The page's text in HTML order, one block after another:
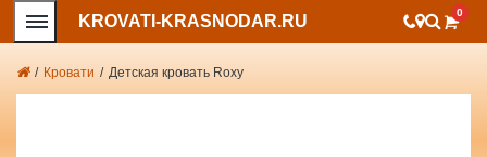
KROVATI-KRASNODAR.RU 0
/ Кровати / Детская кровать Roxy